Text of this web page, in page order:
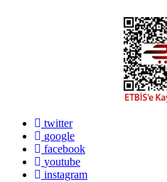
twitter
google
facebook
youtube
instagram